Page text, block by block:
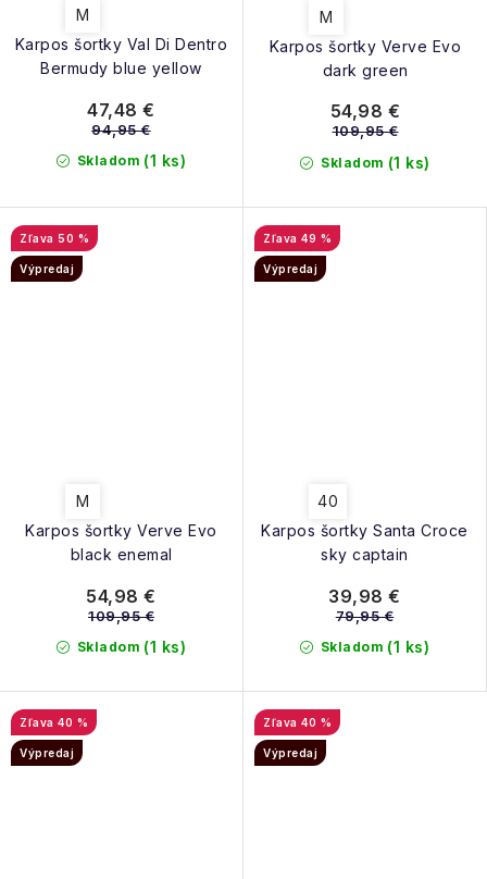
Karpos šortky Val Di Dentro
Bermudy blue yellow
M
Skladom (1 ks)
47,48 €
94,95 €
Karpos šortky Verve Evo
dark green
M
Skladom (1 ks)
54,98 €
109,95 €
Karpos šortky Verve Evo
black enemal
50 %
Výpredaj
M
Skladom (1 ks)
54,98 €
109,95 €
Karpos šortky Santa Croce
sky captain
49 %
Výpredaj
40
Skladom (1 ks)
39,98 €
79,95 €
40 %
Výpredaj
40 %
Výpredaj